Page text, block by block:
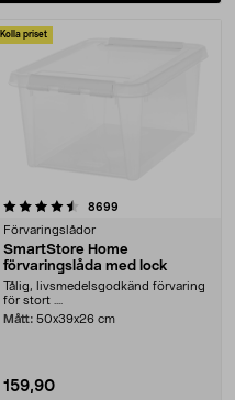
Kolla priset
8699
Förvaringslådor
SmartStore Home
förvaringslåda med lock
Tålig, livsmedelsgodkänd förvaring
för stort ....
Mått: 50x39x26 cm
159,90